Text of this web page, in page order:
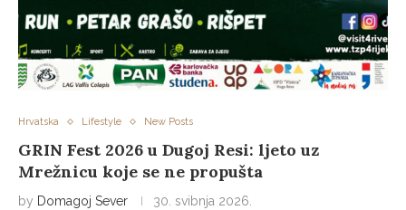
Hrvatska Lifestyle New Posts
GRIN Fest 2026 u Dugoj Resi: ljeto uz
Mrežnicu koje se ne propušta
by Domagoj Sever 30. svibnja 2026.